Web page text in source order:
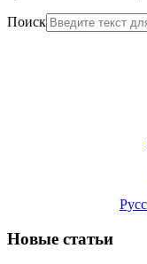
Поиск
Новые статьи